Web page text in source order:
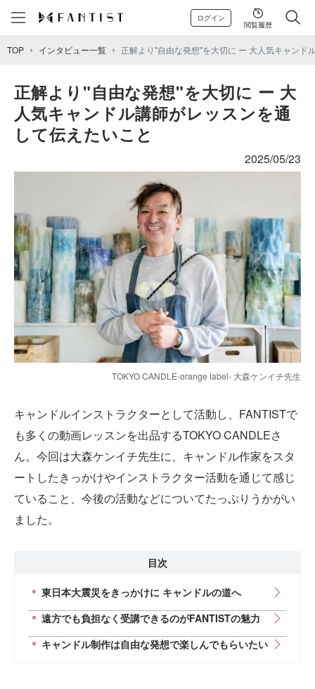
ログイン
閲覧履歴
TOP インタビュー一覧 正解より"自由な発想"を大切に ー 大人気キャンド
正解より"自由な発想"を大切に ー 大
人気キャンドル講師がレッスンを通
して伝えたいこと
2025/05/23
TOKYO CANDLE-orange label- 大森ケンイチ先生
キャンドルインストラクターとして活動し、FANTISTで
も多くの動画レッスンを出品するTOKYO CANDLEさ
ん。今回は大森ケンイチ先生に、キャンドル作家をスタ
ートしたきっかけやインストラクター活動を通じて感じ
ていること、今後の活動などについてたっぷりうかがい
ました。
目次
東日本大震災をきっかけに キャンドルの道へ
遠方でも負担なく受講できるのがFANTISTの魅力
キャンドル制作は自由な発想で楽しんでもらいたい